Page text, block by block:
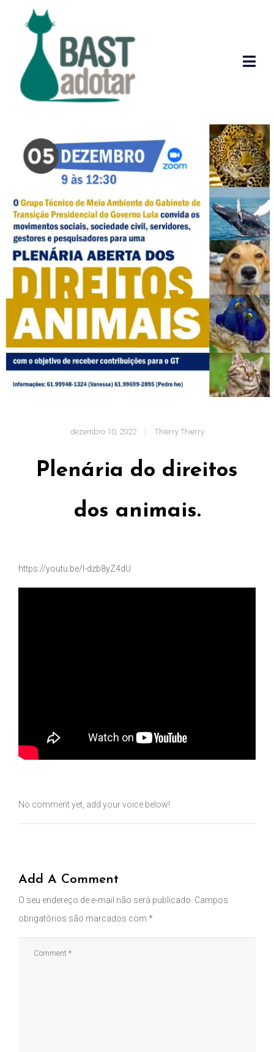
dezembro 10, 2022 Thierry Thierry
Plenária do direitos
dos animais.
https://youtu.be/l-dzb8yZ4dU
No comment yet, add your voice below!
Add A Comment
O seu endereço de e-mail não será publicado. Campos
obrigatórios são marcados com *